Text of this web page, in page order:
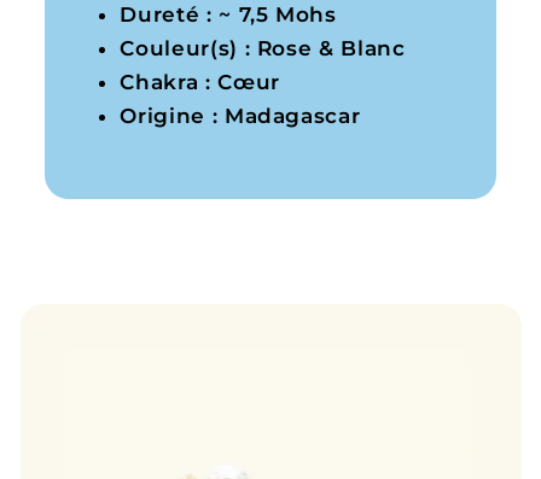
Dureté : ~ 7,5 Mohs
Couleur(s) : Rose & Blanc
Chakra : Cœur
Origine : Madagascar